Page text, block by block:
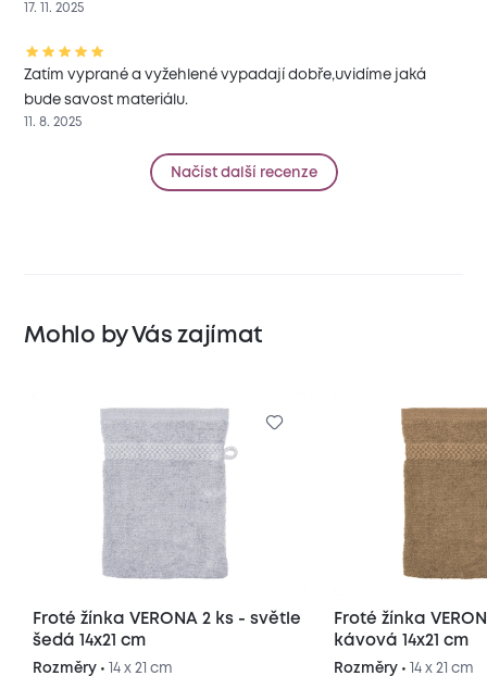
17. 11. 2025
Zatím vyprané a vyžehlené vypadají dobře,uvidíme jaká
bude savost materiálu.
11. 8. 2025
Načíst další recenze
Mohlo by Vás zajímat
Froté žínka VERONA 2 ks - světle
šedá 14x21 cm
Rozměry • 14 x 21 cm
Froté žínka
kávová 14x21 cm
Rozměry • 14 x 21 cm